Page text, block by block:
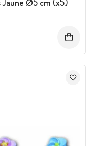
Jaune Ø5 cm (x5)